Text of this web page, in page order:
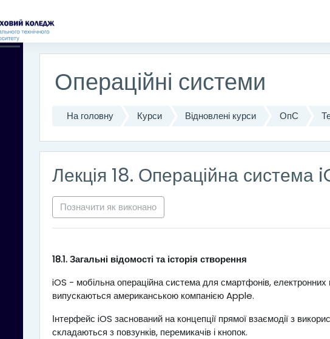
Операційні системи
На головну Курси Відновлені курси ОпС
Лекція 18. Операційна система
Позначити як виконано
18.1.Загальні відомості та історія створення
iOS - мобільна операційна система для смартфонів, електронних
випускаються американською компанією Apple.
Інтерфейс iOS заснований на концепції прямої взаємодії з
складаються з повзунків, перемикачів і кнопок.